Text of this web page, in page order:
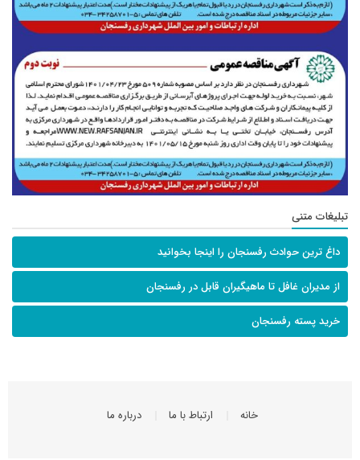
تبلیغات متنی
داغ ترین حوادث رفسنجان را اینجا بخوانید
از مدیران غافل تا ماهیگیران قابل در رفسنجان
خرید پسته رفسنجان
خانه ارتباط با ما درباره ما